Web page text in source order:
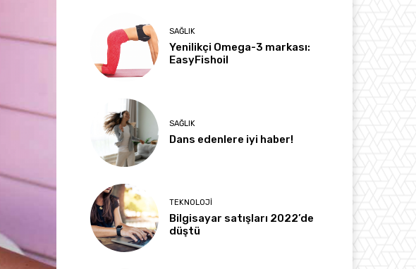
SAĞLIK
Yenilikçi Omega-3 markası:
EasyFishoil
SAĞLIK
Dans edenlere iyi haber!
TEKNOLOJI
Bilgisayar satışları 2022’de
düştü